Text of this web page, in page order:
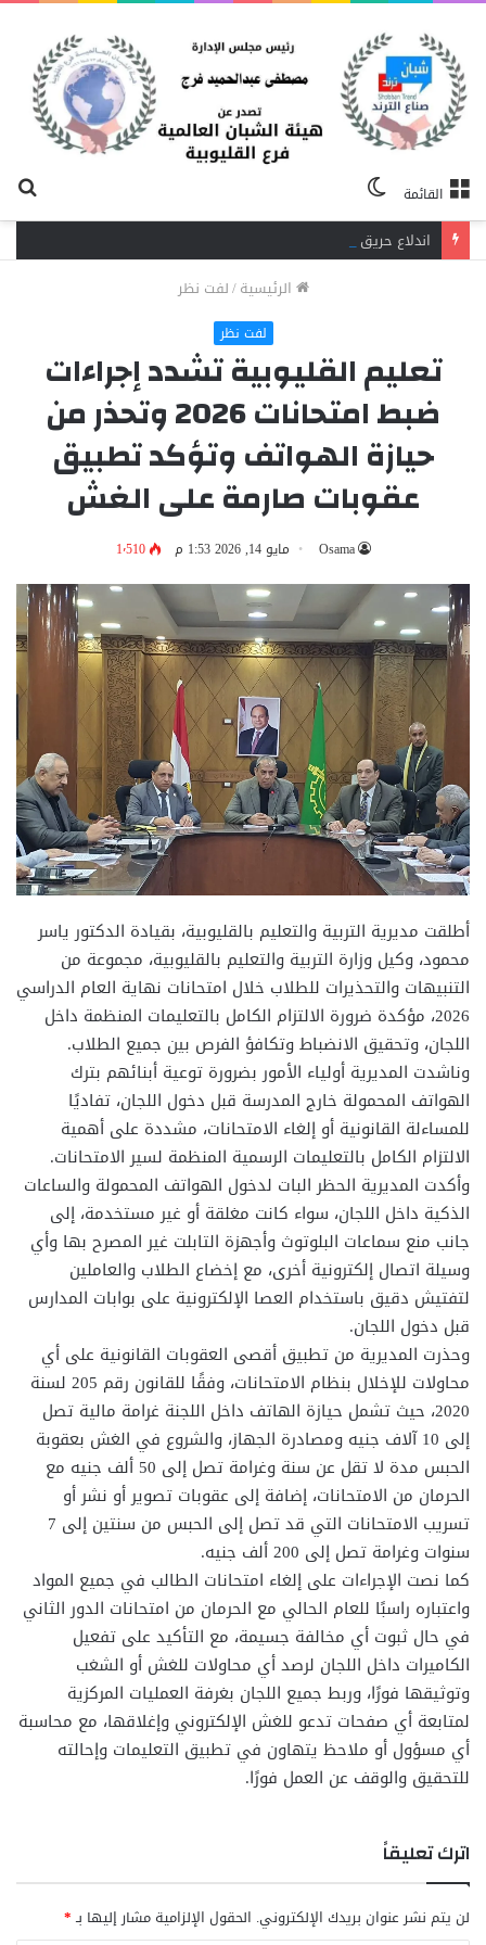
القائمة
المظلم
الرئيسية/لفت نظر
لفت نظر
تعليم القليوبية تشدد إجراءات
ضبط امتحانات 2026 وتحذر من
حيازة الهواتف وتؤكد تطبيق
عقوبات صارمة على الغش
Osama مايو 14, 2026 1:53 م 1٬510
أطلقت مديرية التربية والتعليم بالقليوبية، بقيادة الدكتور ياسر
محمود، وكيل وزارة التربية والتعليم بالقليوبية، مجموعة من
التنبيهات والتحذيرات للطلاب خلال امتحانات نهاية العام الدراسي
2026، مؤكدة ضرورة الالتزام الكامل بالتعليمات المنظمة داخل
اللجان، وتحقيق الانضباط وتكافؤ الفرص بين جميع الطلاب.
وناشدت المديرية أولياء الأمور بضرورة توعية أبنائهم بترك
الهواتف المحمولة خارج المدرسة قبل دخول اللجان، تفاديًا
للمساءلة القانونية أو إلغاء الامتحانات، مشددة على أهمية
الالتزام الكامل بالتعليمات الرسمية المنظمة لسير الامتحانات.
وأكدت المديرية الحظر البات لدخول الهواتف المحمولة والساعات
الذكية داخل اللجان، سواء كانت مغلقة أو غير مستخدمة، إلى
جانب منع سماعات البلوتوث وأجهزة التابلت غير المصرح بها وأي
وسيلة اتصال إلكترونية أخرى، مع إخضاع الطلاب والعاملين
لتفتيش دقيق باستخدام العصا الإلكترونية على بوابات المدارس
قبل دخول اللجان.
وحذرت المديرية من تطبيق أقصى العقوبات القانونية على أي
محاولات للإخلال بنظام الامتحانات، وفقًا للقانون رقم 205 لسنة
2020، حيث تشمل حيازة الهاتف داخل اللجنة غرامة مالية تصل
إلى 10 آلاف جنيه ومصادرة الجهاز، والشروع في الغش بعقوبة
الحبس مدة لا تقل عن سنة وغرامة تصل إلى 50 ألف جنيه مع
الحرمان من الامتحانات، إضافة إلى عقوبات تصوير أو نشر أو
تسريب الامتحانات التي قد تصل إلى الحبس من سنتين إلى 7
سنوات وغرامة تصل إلى 200 ألف جنيه.
كما نصت الإجراءات على إلغاء امتحانات الطالب في جميع المواد
واعتباره راسبًا للعام الحالي مع الحرمان من امتحانات الدور الثاني
في حال ثبوت أي مخالفة جسيمة، مع التأكيد على تفعيل
الكاميرات داخل اللجان لرصد أي محاولات للغش أو الشغب
وتوثيقها فورًا، وربط جميع اللجان بغرفة العمليات المركزية
لمتابعة أي صفحات تدعو للغش الإلكتروني وإغلاقها، مع محاسبة
أي مسؤول أو ملاحظ يتهاون في تطبيق التعليمات وإحالته
للتحقيق والوقف عن العمل فورًا.
اترك تعليقاً
لن يتم نشر عنوان بريدك الإلكتروني. الحقول الإلزامية مشار إليها بـ*